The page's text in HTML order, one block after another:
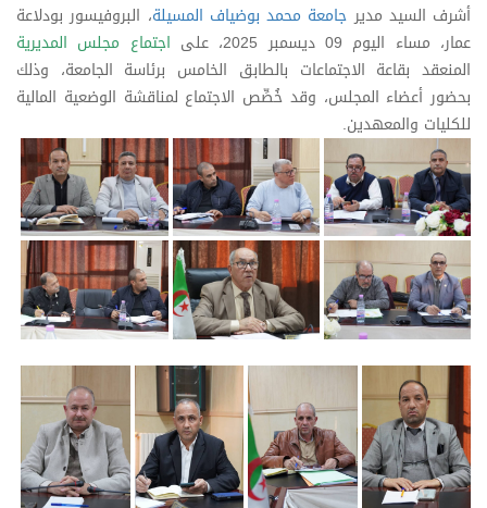
أشرف السيد مدير جامعة محمد بوضياف المسيلة، البروفيسور بودلاعة
عمار، مساء اليوم 09 ديسمبر 2025، على
اجتماع مجلس المديرية
المنعقد بقاعة الاجتماعات بالطابق الخامس برئاسة الجامعة، وذلك
بحضور أعضاء المجلس، وقد خُصِّص الاجتماع لمناقشة الوضعية المالية
للكليات والمعهدين.